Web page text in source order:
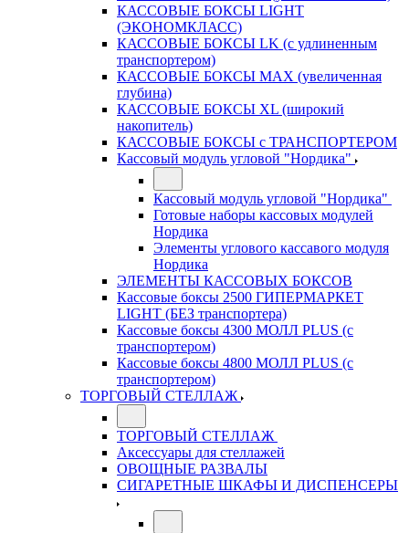
КАССОВЫЕ БОКСЫ LIGHT
(ЭКОНОМКЛАСС)
КАССОВЫЕ БОКСЫ LK (с удлиненным
транспортером)
КАССОВЫЕ БОКСЫ MAX (увеличенная
глубина)
КАССОВЫЕ БОКСЫ XL (широкий
накопитель)
КАССОВЫЕ БОКСЫ с ТРАНСПОРТЕРОМ
Кассовый модуль угловой "Нордика"
Кассовый модуль угловой "Нордика"
Готовые наборы кассовых модулей
Нордика
Элементы углового кассавого модуля
Нордика
ЭЛЕМЕНТЫ КАССОВЫХ БОКСОВ
Кассовые боксы 2500 ГИПЕРМАРКЕТ
LIGHT (БЕЗ транспортера)
Кассовые боксы 4300 МОЛЛ PLUS (с
транспортером)
Кассовые боксы 4800 МОЛЛ PLUS (с
транспортером)
ТОРГОВЫЙ СТЕЛЛАЖ
ТОРГОВЫЙ СТЕЛЛАЖ
Аксессуары для стеллажей
ОВОЩНЫЕ РАЗВАЛЫ
СИГАРЕТНЫЕ ШКАФЫ И ДИСПЕНСЕРЫ